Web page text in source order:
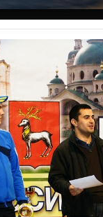
Фото Видео